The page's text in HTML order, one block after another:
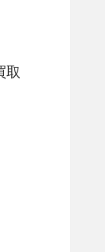
取